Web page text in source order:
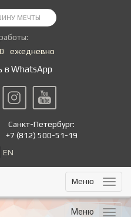
ежедневно
в WhatsApp
Санкт-Петербург:
+7 (812) 500-51-19
EN
Меню
Меню